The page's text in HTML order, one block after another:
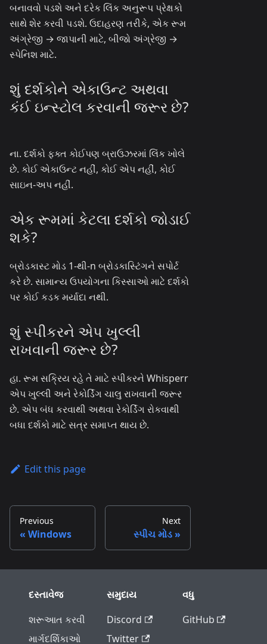
બનાવવો પડશે અને દરેક લિંક અનુરૂપ પ્રેક્ષકો
સાથે શેર કરવી પડશે. ઉદાહરણ તરીકે, એક રૂમ
અંગ્રેજી → જાપાની માટે, બીજો અંગ્રેજી →
સ્પેનિશ માટે.
શું દર્શકોને એકાઉન્ટ અથવા
કંઈ ઇન્સ્ટોલ કરવાની જરૂર છે?
ના. દર્શકો ફક્ત કોઈપણ બ્રાઉઝરમાં લિંક ખોલે
છે. કોઈ એકાઉન્ટ નહીં, કોઈ એપ નહીં, કોઈ
સાઇન-અપ નહીં.
એક રૂમમાં કેટલા દર્શકો જોડાઈ
શકે?
બ્રોડકાસ્ટ મોડ 1-થી-n બ્રોડકાસ્ટિંગને સપોર્ટ
કરે છે. સામાન્ય ઉપયોગના કિસ્સાઓ માટે દર્શકો
પર કોઈ કડક મર્યાદા નથી.
શું સ્પીકરને એપ ખુલ્લી
રાખવાની જરૂર છે?
હા. રૂમ સક્રિય રહે તે માટે સ્પીકરને Whisperr
એપ ખુલ્લી અને રેકોર્ડિંગ ચાલુ રાખવાની જરૂર
છે. એપ બંધ કરવાથી અથવા રેકોર્ડિંગ રોકવાથી
બધા દર્શકો માટે સત્ર સમાપ્ત થાય છે.
Edit this page
Previous
Windows
Next
સ્પીચ મોડ
દસ્તાવેજ
શરૂઆત કરવી
માર્ગદર્શિકાઓ
સમુદાય
Discord
Twitter
વધુ
GitHub